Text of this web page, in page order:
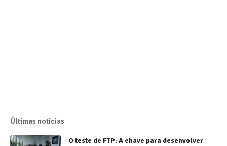
Últimas notícias
O teste de FTP: A chave para desenvolver